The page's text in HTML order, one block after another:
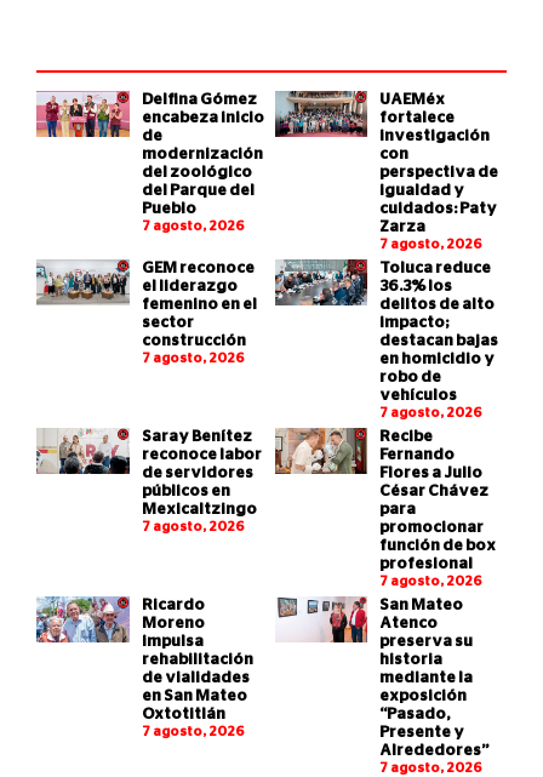
Delfina Gómez
encabeza inicio
de
modernización
del zoológico
del Parque del
Pueblo
7 agosto, 2026
UAEMéx
fortalece
investigación
con
perspectiva de
igualdad y
cuidados: Paty
Zarza
7 agosto, 2026
GEM reconoce
el liderazgo
femenino en el
sector
construcción
7 agosto, 2026
Toluca reduce
36.3% los
delitos de alto
impacto;
destacan bajas
en homicidio y
robo de
vehículos
7 agosto, 2026
Saray Benítez
reconoce labor
de servidores
públicos en
Mexicaltzingo
7 agosto, 2026
Recibe
Fernando
Flores a Julio
César Chávez
para
promocionar
función de box
profesional
7 agosto, 2026
Ricardo
Moreno
impulsa
rehabilitación
de vialidades
en San Mateo
Oxtotitlán
7 agosto, 2026
San Mateo
Atenco
preserva su
historia
mediante la
exposición
“Pasado,
Presente y
Alrededores”
7 agosto, 2026